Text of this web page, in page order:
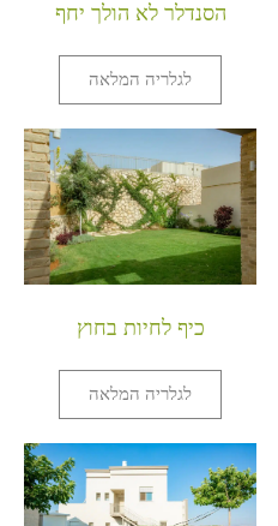
הסנדלר לא הולך יחף
לגלריה המלאה
כיף לחיות בחוץ
לגלריה המלאה